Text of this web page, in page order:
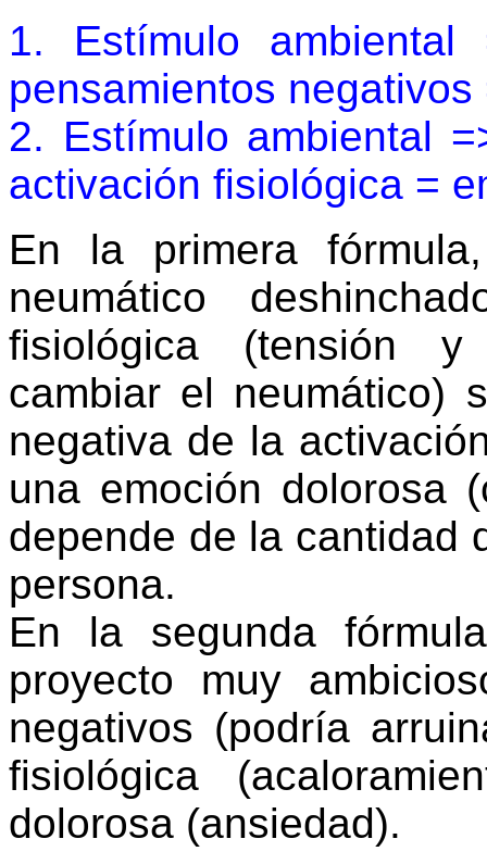
1. Estímulo
pensamientos
2. Estímulo ambiental
activación fisiológica =
En la primera
neumático
fisiológica (tensión
cambiar el neumático)
negativa de la
una emoción dolorosa
depende de la cantidad
persona.
En la segunda
proyecto muy
negativos (podría
fisiológica
dolorosa (ansiedad).